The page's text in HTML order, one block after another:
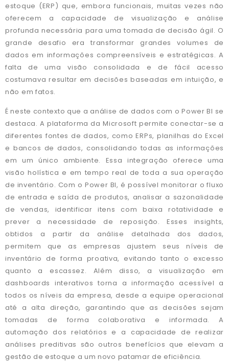
estoque (ERP) que, embora funcionais, muitas vezes não
oferecem a capacidade de visualização e análise
profunda necessária para uma tomada de decisão ágil. O
grande desafio era transformar grandes volumes de
dados em informações compreensíveis e estratégicas. A
falta de uma visão consolidada e de fácil acesso
costumava resultar em decisões baseadas em intuição, e
não em fatos.
É neste contexto que a análise de dados com o Power BI se
destaca. A plataforma da Microsoft permite conectar-se a
diferentes fontes de dados, como ERPs, planilhas do Excel
e bancos de dados, consolidando todas as informações
em um único ambiente. Essa integração oferece uma
visão holística e em tempo real de toda a sua operação
de inventário. Com o Power BI, é possível monitorar o fluxo
de entrada e saída de produtos, analisar a sazonalidade
de vendas, identificar itens com baixa rotatividade e
prever a necessidade de reposição. Esses insights,
obtidos a partir da análise detalhada dos dados,
permitem que as empresas ajustem seus níveis de
inventário de forma proativa, evitando tanto o excesso
quanto a escassez. Além disso, a visualização em
dashboards interativos torna a informação acessível a
todos os níveis da empresa, desde a equipe operacional
até a alta direção, garantindo que as decisões sejam
tomadas de forma colaborativa e informada. A
automação dos relatórios e a capacidade de realizar
análises preditivas são outros benefícios que elevam a
gestão de estoque a um novo patamar de eficiência.